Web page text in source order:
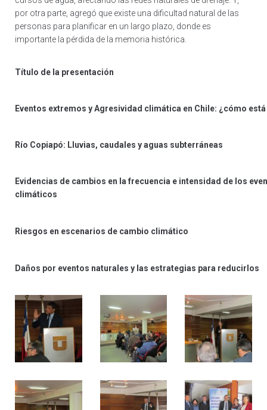
por otra parte, agregó que existe una dificultad natural de las
personas para planificar en un largo plazo, donde es
importante la pérdida de la memoria histórica.
Título de la presentación
Eventos extremos y Agresividad climática en Chile: ¿cómo
Río Copiapó: Lluvias, caudales y aguas subterráneas
Evidencias de cambios en la frecuencia e intensidad de los
climáticos
Riesgos en escenarios de cambio climático
Daños por eventos naturales y las estrategias para reducirlos